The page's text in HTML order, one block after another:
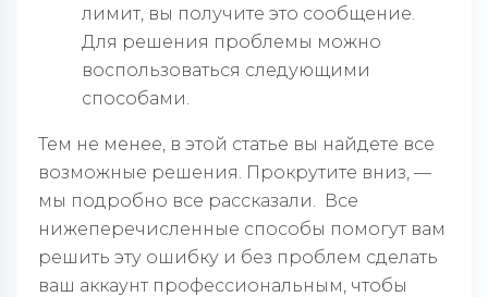
лимит, вы получите это сообщение.
Для решения проблемы можно
воспользоваться следующими
способами.
Тем не менее, в этой статье вы найдете все
возможные решения. Прокрутите вниз, —
мы подробно все рассказали. Все
нижеперечисленные способы помогут вам
решить эту ошибку и без проблем сделать
ваш аккаунт профессиональным, чтобы